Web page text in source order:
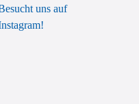
uns auf